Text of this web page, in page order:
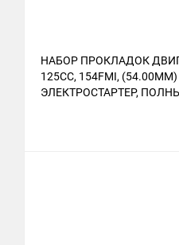
НАБОР ПРОКЛАДОК
125CC, 154FMI,
ЭЛЕКТРОСТАРТЕР,